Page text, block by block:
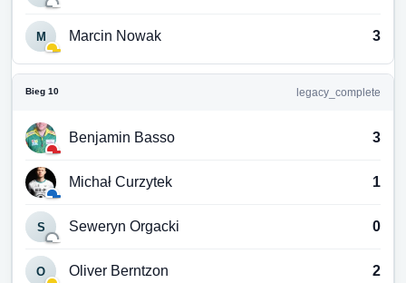
M Marcin Nowak 3
Bieg 10 legacy_complete
Benjamin Basso 3
Michał Curzytek 1
S Seweryn Orgacki 0
O Oliver Berntzon 2